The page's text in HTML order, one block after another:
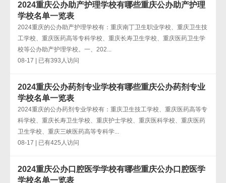
2024重庆公办助产护理学校有哪些重庆公办助产护理
学校名单一览表
2024重庆的公办助产护理学校有：重庆南丁卫生职业学校、重庆卫生技
工学校、重庆医药高等专科学校、重庆长寿卫生学校、重庆医药卫生学
校等公办助产护理学校。一、202...
08-17 | 已有393人访问
2024重庆公办药剂专业学校有哪些重庆公办药剂专业
学校名单一览表
2024重庆的公办药剂专业学校有：重庆卫生技工学校、重庆医药高等专
科学校、重庆长寿卫生学校、重庆护士学校、重庆医科学校、重庆医药
卫生学校、重庆三峡医药高等专科学...
08-17 | 已有425人访问
2024重庆公办口腔医学学校有哪些重庆公办口腔医学
学校名单一览表